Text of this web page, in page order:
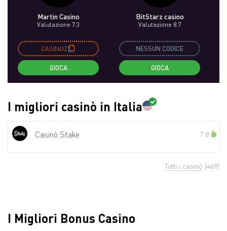
Martin Casino
Valutazione 7.3
CASINOZ
GIOCA
BitStarz casino
Valutazione 8.7
NESSUN CODICE
GIOCA
I migliori casinò in Italia
Casinò Stake 7.8
Tutti i casinò (469)
I Migliori Bonus Casino